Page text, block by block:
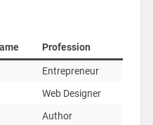
Profession
Entrepreneur
Web Designer
Author